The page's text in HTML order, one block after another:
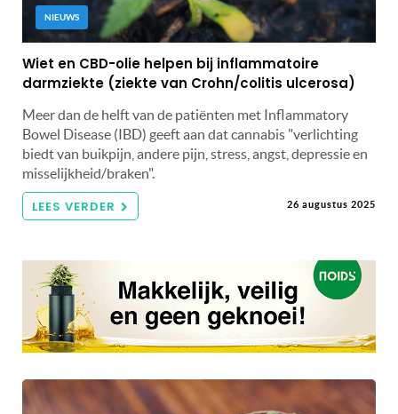
NIEUWS
Wiet en CBD-olie helpen bij inflammatoire
darmziekte (ziekte van Crohn/colitis ulcerosa)
Meer dan de helft van de patiënten met Inflammatory
Bowel Disease (IBD) geeft aan dat cannabis "verlichting
biedt van buikpijn, andere pijn, stress, angst, depressie en
misselijkheid/braken".
LEES VERDER 26 augustus 2025